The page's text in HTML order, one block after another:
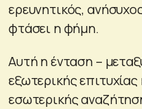
ερευνητικός,
φτάσει η φήμη.
Αυτή η ένταση –
εξωτερικής
εσωτερικής